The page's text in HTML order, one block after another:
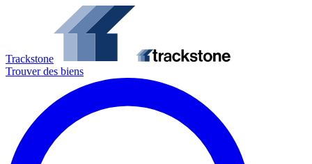
Trackstone
Trouver des biens